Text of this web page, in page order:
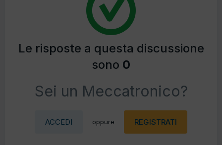
Le risposte a questa discussione
sono 0
Sei un Meccatronico?
ACCEDI oppure REGISTRATI